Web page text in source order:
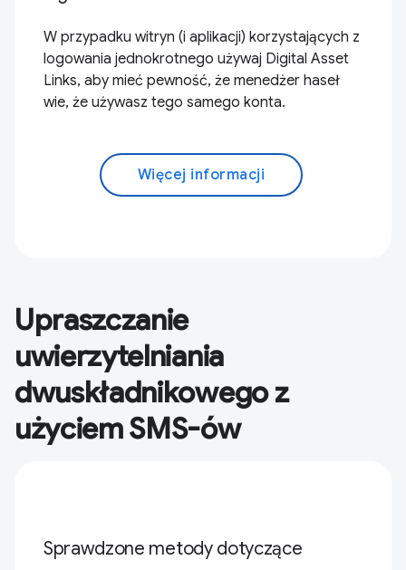
W przypadku witryn (i aplikacji) korzystających z
logowania jednokrotnego używaj Digital Asset
Links, aby mieć pewność, że menedżer haseł
wie, że używasz tego samego konta.
Więcej informacji
Upraszczanie
uwierzytelniania
dwuskładnikowego z
użyciem SMS-ów
Sprawdzone metody dotyczące